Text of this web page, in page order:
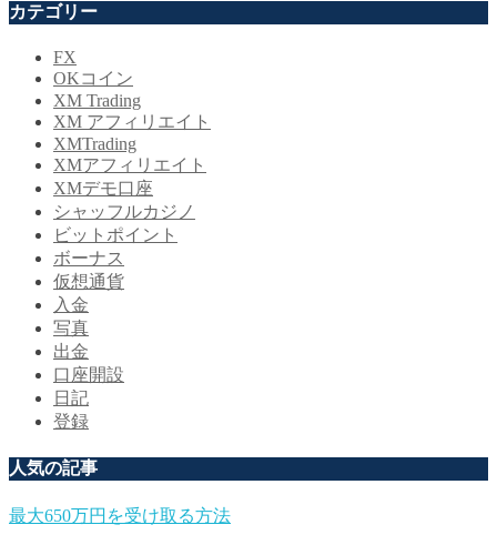
カテゴリー
FX
OKコイン
XM Trading
XM アフィリエイト
XMTrading
XMアフィリエイト
XMデモ口座
シャッフルカジノ
ビットポイント
ボーナス
仮想通貨
入金
写真
出金
口座開設
日記
登録
人気の記事
最大650万円を受け取る方法